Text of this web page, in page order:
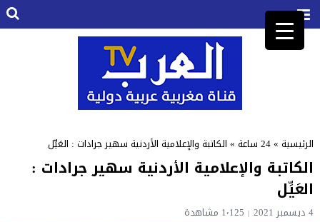
الرئيسية »24 ساعة »الكاتبة والإعلامية الأردنية سهير جرادات : العَيِّل
الكاتبة والإعلامية الأردنية سهير جرادات :
العَيِّل
4 ديسمبر 2021 1٬125 مشاهدة